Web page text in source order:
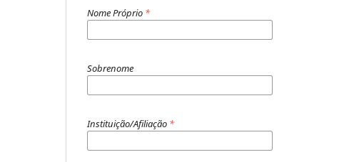
Nome Próprio *
Sobrenome
Instituição/Afiliação *